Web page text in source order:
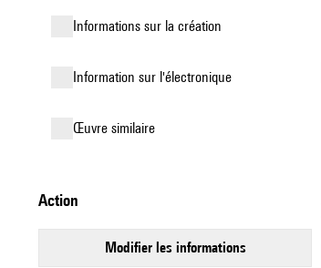
informations sur la création
Information sur l'électronique
œuvre similaire
action
modifier les informations